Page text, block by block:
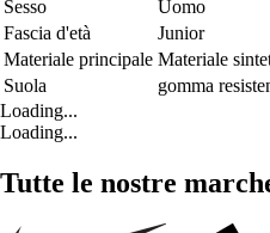
Sesso
Uomo
Fascia d'età
Junior
Materiale principale Materiale
Suola
gomma
Loading...
Loading...
Tutte le nostre